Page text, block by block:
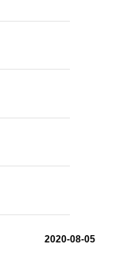
2020-08-05